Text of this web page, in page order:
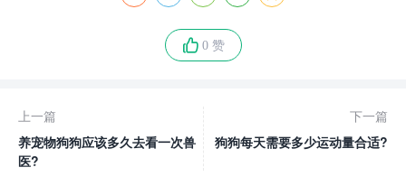
0 赞
上一篇
养宠物狗狗应该多久去看一次兽
医?
下一篇
狗狗每天需要多少运动量合适?